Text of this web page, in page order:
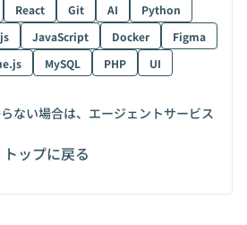
React Git AI
Python
JavaScript Docker
Figma
MySQL PHP
UI
ない場合は、エージェントサービス
トップに戻る